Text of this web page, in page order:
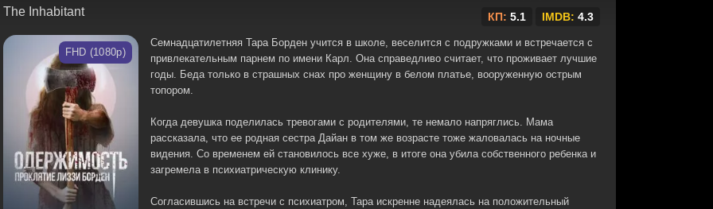
The Inhabitant
КП: 5.1 IMDB: 4.3
FHD (1080p)
Семнадцатилетняя Тара Борден учится в школе, веселится с подружками и встречается с
привлекательным парнем по имени Карл. Она справедливо считает, что проживает лучшие
годы. Беда только в страшных снах про женщину в белом платье, вооруженную острым
топором.
Когда девушка поделилась тревогами с родителями, те немало напряглись. Мама
рассказала, что ее родная сестра Дайан в том же возрасте тоже жаловалась на ночные
видения. Со временем ей становилось все хуже, в итоге она убила собственного ребенка и
загремела в психиатрическую клинику.
Согласившись на встречи с психиатром, Тара искренне надеялась на положительный